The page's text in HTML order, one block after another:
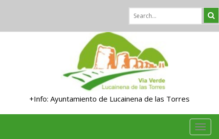
+Info: Ayuntamiento de Lucainena de las Torres